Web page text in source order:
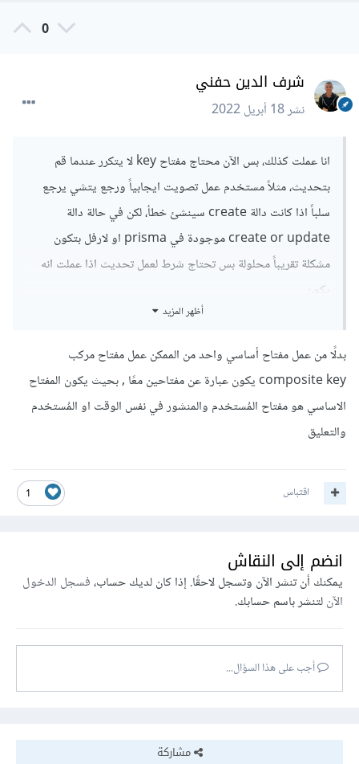
0
شرف الدين حفني
نشر18 أبريل 2022
انا عملت كذلك، بس الآن محتاج مفتاح key لا يتكرر عندما قم
بتحديث، مثلاً مستخدم عمل تصويت ايجابياً ورجع يتشي يرجع
سلباً اذا كانت دالة create سينشئ خطأ، لكن في حالة دالة
create or update موجودة في prisma او لارفل بتكون
مشكلة تقريباً محلولة بس تحتاج شرط لعمل تحديث اذا عملت انه
يكون
postId ولا userId فريد ويتكرر. لانه منشور يحتوى ع اكثر من
صوت و المستخدم يملك اكثر من صوت
أظهر المزيد
بدلًا من عمل مفتاح أساسي واحد من الممكن عمل مفتاح مركب
composite key يكون عبارة عن مفتاحين معًا , بحيث يكون المفتاح
الاساسي هو مفتاح المُستخدم والمنشور في نفس الوقت او المُستخدم
والتعليق
1 اقتباس
انضم إلى النقاش
يمكنك أن تنشر الآن وتسجل لاحقًا. إذا كان لديك حساب،فسجل الدخول
الآنلتنشر باسم حسابك.
أجب على هذا السؤال...
مشاركة